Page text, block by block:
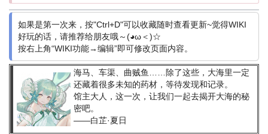
如果是第一次来，按"Ctrl+D"可以收藏随时查看更新~觉得WIKI
好玩的话，请推荐给朋友哦～(◕ω＜)☆
按右上角“WIKI功能→编辑”即可修改页面内容。
海马、车渠、曲贼鱼……除了这些，大海里一定
还藏着很多未知的药材，等待发现和记录。
馆主大人，这一次，让我们一起去揭开大海的秘
密吧。
——白芷·夏日